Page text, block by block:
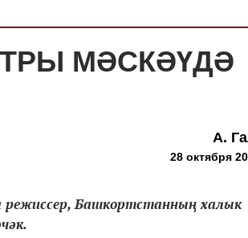
МӘСКӘҮДӘ
А.
28 октября
режиссер, Башкортстанның халык